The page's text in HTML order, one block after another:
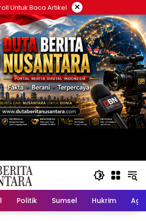
Untuk Baca Artikel ×
Politik Sumsel Hukrim